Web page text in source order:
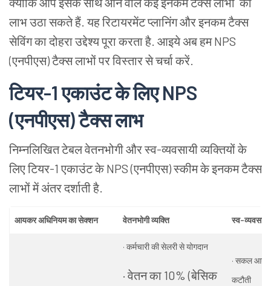
लाभ उठा सकते हैं. यह रिटायरमेंट प्लानिंग और इनकम टैक्स
सेविंग का दोहरा उद्देश्य पूरा करता है. आइये अब हम NPS
(एनपीएस) टैक्स लाभों पर विस्तार से चर्चा करें.
टियर-1 एकाउंट के लिए NPS
(एनपीएस)टैक्स लाभ
निम्नलिखित टेबल वेतनभोगी और स्व-व्यवसायी व्यक्तियों के
लिए टियर-1 एकाउंट के NPS (एनपीएस) स्कीम के इनकम टैक्स
लाभों में अंतर दर्शाती है.
आयकर अधिनियम का सेक्शन वेतनभोगी व्यक्ति स्व-व्यवसायी
· कर्मचारी की सेलरी से योगदान
· वेतन का 10% (बेसिक
· सकल आय
कटौती